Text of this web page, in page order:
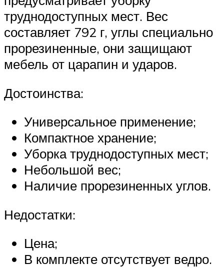
труднодоступных мест. Вес
составляет 792 г, углы специально
прорезиненные, они защищают
мебель от царапин и ударов.
Достоинства:
Универсальное применение;
Компактное хранение;
Уборка труднодоступных мест;
Небольшой вес;
Наличие прорезиненных углов.
Недостатки:
Цена;
В комплекте отсутствует ведро.